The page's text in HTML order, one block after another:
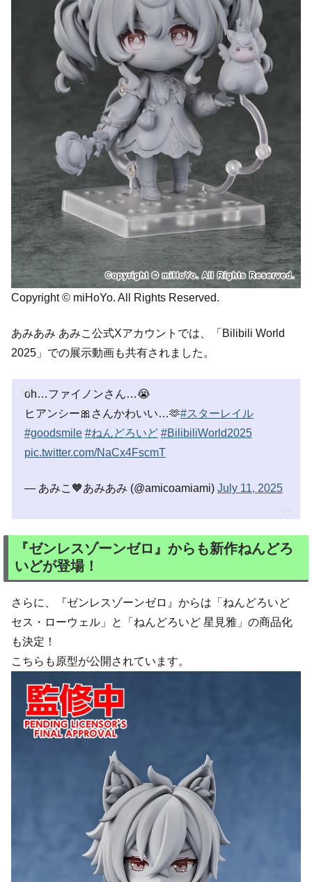
Copyright © miHoYo. All Rights Reserved.
あみあみ あみこ公式Xアカウントでは、「Bilibili World
2025」での展示動画も共有されました。
oh…ファイノンさん…😭
ヒアンシー🎀さんかわいい…🫶#スターレイル
#goodsmile #ねんどろいど #BilibiliWorld2025
pic.twitter.com/NaCx4FscmT
— あみこ🧡あみあみ (@amicoamiami) July 11, 2025
『ゼンレスゾーンゼロ』からも新作ねんどろ
いどが登場！
さらに、『ゼンレスゾーンゼロ』からは「ねんどろいど
セス・ローウェル」と「ねんどろいど 星見雅」の商品化
も決定！
こちらも原型が公開されています。